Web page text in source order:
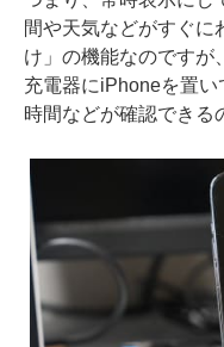
間や天気などがすぐに
け」の機能なのですが
充電器にiPhoneを置
時間などが確認できる